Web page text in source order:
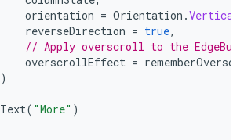
orientation = Orientation .Vertical
reverseDirection = true,
// Apply overscroll to the
overscrollEffect =
)
Text( "More" )